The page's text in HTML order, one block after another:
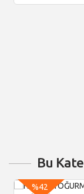
Bu
%42